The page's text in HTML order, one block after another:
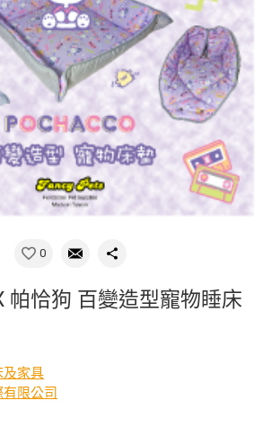
0
帕恰狗 百變造型寵物睡床
及家具
限公司